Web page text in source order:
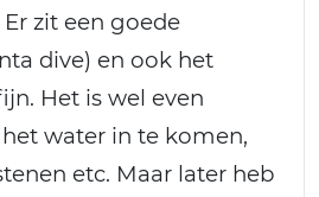
zit een goede
dive) en ook het
Het is wel even
water in te komen,
etc. Maar later heb